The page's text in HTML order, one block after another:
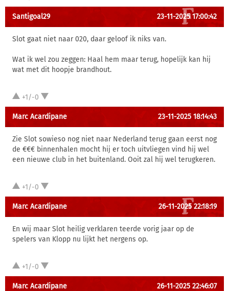
Santigoal29 23-11-2025 17:00:42
Slot gaat niet naar 020, daar geloof ik niks van.
Wat ik wel zou zeggen: Haal hem maar terug, hopelijk kan hij
wat met dit hoopje brandhout.
+1/-0
Marc Acardipane 23-11-2025 18:14:43
Zie Slot sowieso nog niet naar Nederland terug gaan eerst nog
de €€€ binnenhalen mocht hij er toch uitvliegen vind hij wel
een nieuwe club in het buitenland. Ooit zal hij wel terugkeren.
+1/-0
Marc Acardipane 26-11-2025 22:18:19
En wij maar Slot heilig verklaren teerde vorig jaar op de
spelers van Klopp nu lijkt het nergens op.
+1/-0
Marc Acardipane 26-11-2025 22:46:07